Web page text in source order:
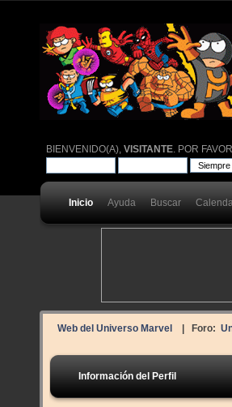
BIENVENIDO(A),VISITANTE . POR FAVOR,
Inicio Ayuda Buscar
Web del Universo Marvel | Foro:
Información del Perfil